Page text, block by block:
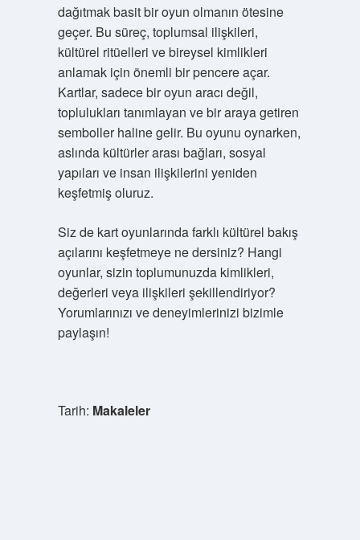
dağıtmak basit bir oyun olmanın ötesine
geçer. Bu süreç, toplumsal ilişkileri,
kültürel ritüelleri ve bireysel kimlikleri
anlamak için önemli bir pencere açar.
Kartlar, sadece bir oyun aracı değil,
toplulukları tanımlayan ve bir araya getiren
semboller haline gelir. Bu oyunu oynarken,
aslında kültürler arası bağları, sosyal
yapıları ve insan ilişkilerini yeniden
keşfetmiş oluruz.
Siz de kart oyunlarında farklı kültürel bakış
açılarını keşfetmeye ne dersiniz? Hangi
oyunlar, sizin toplumunuzda kimlikleri,
değerleri veya ilişkileri şekillendiriyor?
Yorumlarınızı ve deneyimlerinizi bizimle
paylaşın!
Tarih: Makaleler